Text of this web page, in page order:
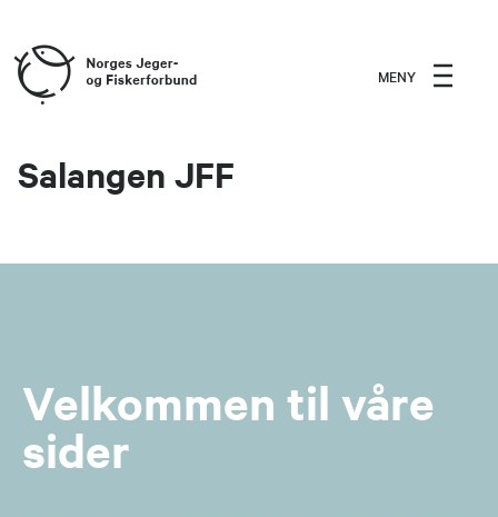
MENY
Salangen JFF
Velkommen til våre
sider